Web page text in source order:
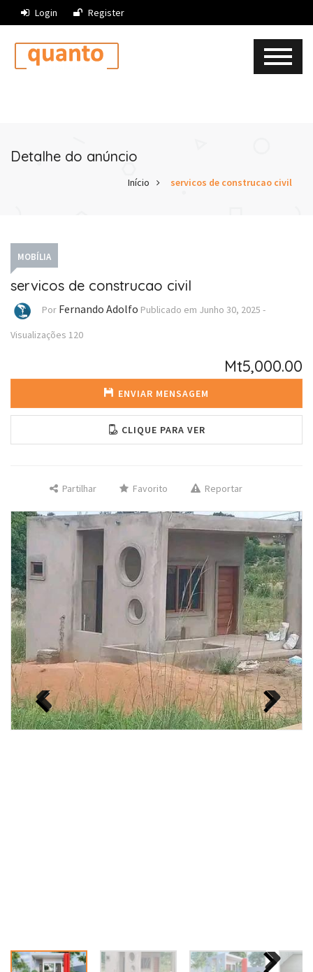
Login Register
Detalhe do anúncio
Início servicos de construcao civil
MOBÍLIA
servicos de construcao civil
Por Fernando Adolfo Publicado em Junho 30, 2025 -
Visualizações 120
Mt5,000.00
ENVIAR MENSAGEM
CLIQUE PARA VER
Partilhar Favorito Reportar